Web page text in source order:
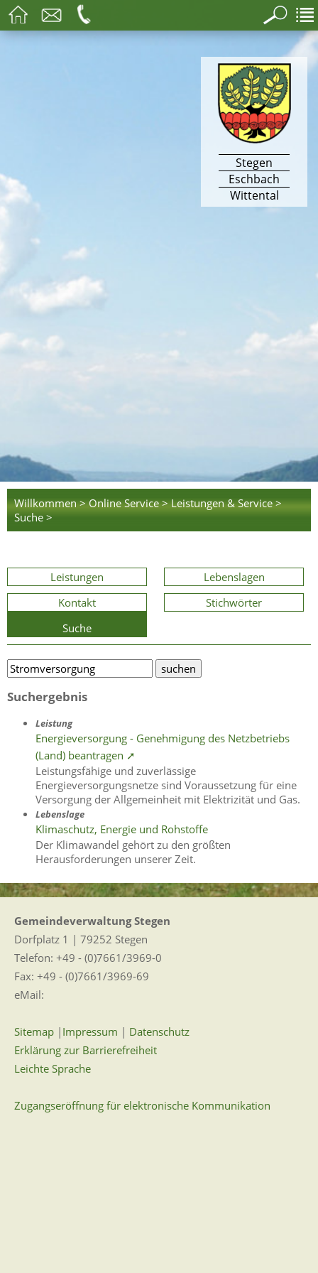
Stegen
Eschbach
Wittental
Willkommen > Online Service > Leistungen & Service >
Suche >
Leistungen
Lebenslagen
Kontakt
Stichwörter
Suche
Suchergebnis
Leistung
Energieversorgung - Genehmigung des Netzbetriebs
(Land) beantragen ➚
Leistungsfähige und zuverlässige
Energieversorgungsnetze sind Voraussetzung für eine
Versorgung der Allgemeinheit mit Elektrizität und Gas.
Lebenslage
Klimaschutz, Energie und Rohstoffe
Der Klimawandel gehört zu den größten
Herausforderungen unserer Zeit.
Gemeindeverwaltung Stegen
Dorfplatz 1 | 79252 Stegen
Telefon: +49 - (0)7661/3969-0
Fax: +49 - (0)7661/3969-69
eMail:
Sitemap | Impressum | Datenschutz
Erklärung zur Barrierefreiheit
Leichte Sprache
Zugangseröffnung für elektronische Kommunikation